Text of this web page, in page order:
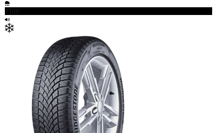
71db